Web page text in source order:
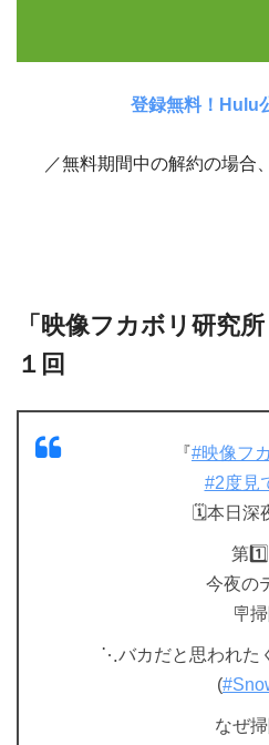
登録無料！Hulu
／無料期間中の解約の場合
「映像フカボリ研究
１回
『#映像フ
#2度見
🗓本日深
第
今夜の
🪧
⋱バカだと思われた
(
なぜ